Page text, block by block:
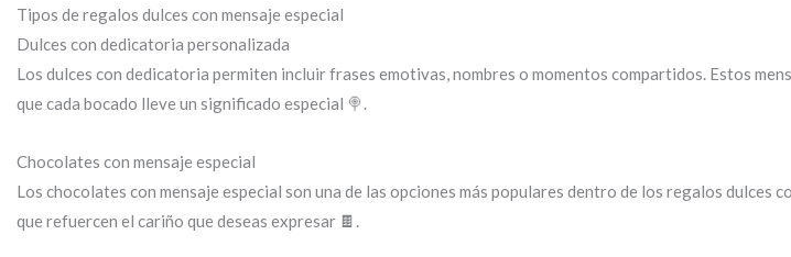
Tipos de regalos dulces con mensaje especial
Dulces con dedicatoria personalizada
Los dulces con dedicatoria permiten incluir frases emotivas, nombres o momentos compartidos. Estos
que cada bocado lleve un significado especial 🍭.
Chocolates con mensaje especial
Los chocolates con mensaje especial son una de las opciones más populares dentro de los regalos
que refuercen el cariño que deseas expresar 🍫.